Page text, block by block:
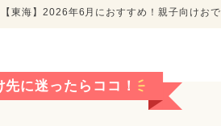
【東海】2026年6月におすすめ！親子向けお
先に迷ったらココ！